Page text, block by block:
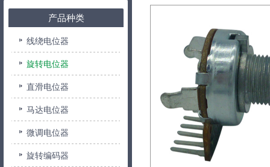
产品种类
线绕电位器
旋转电位器
直滑电位器
马达电位器
微调电位器
旋转编码器